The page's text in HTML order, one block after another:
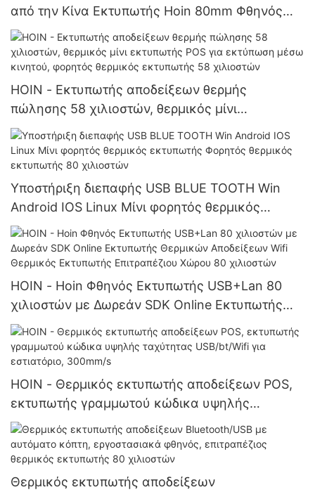
από την Κίνα Εκτυπωτής Hoin 80mm Φθηνός
εκτυπωτής αποδείξεων Εκτυπωτής συστήματος
POS 80mm
HOIN - Εκτυπωτής αποδείξεων θερμής
πώλησης 58 χιλιοστών, θερμικός μίνι
εκτυπωτής POS για εκτύπωση μέσω κινητού,
φορητός θερμικός εκτυπωτής 58 χιλιοστών
Υποστήριξη διεπαφής USB BLUE TOOTH Win
Android IOS Linux Μίνι φορητός θερμικός
εκτυπωτής Φορητός θερμικός εκτυπωτής 80
χιλιοστών
HOIN - Hoin Φθηνός Εκτυπωτής USB+Lan 80
χιλιοστών με Δωρεάν SDK Online Εκτυπωτής
Θερμικών Αποδείξεων Wifi Θερμικός
Εκτυπωτής Επιτραπέζιου Χώρου 80 χιλιοστών
HOIN - Θερμικός εκτυπωτής αποδείξεων POS,
εκτυπωτής γραμμωτού κώδικα υψηλής
ταχύτητας USB/bt/Wifi για εστιατόριο, 300mm/s
Θερμικός εκτυπωτής αποδείξεων